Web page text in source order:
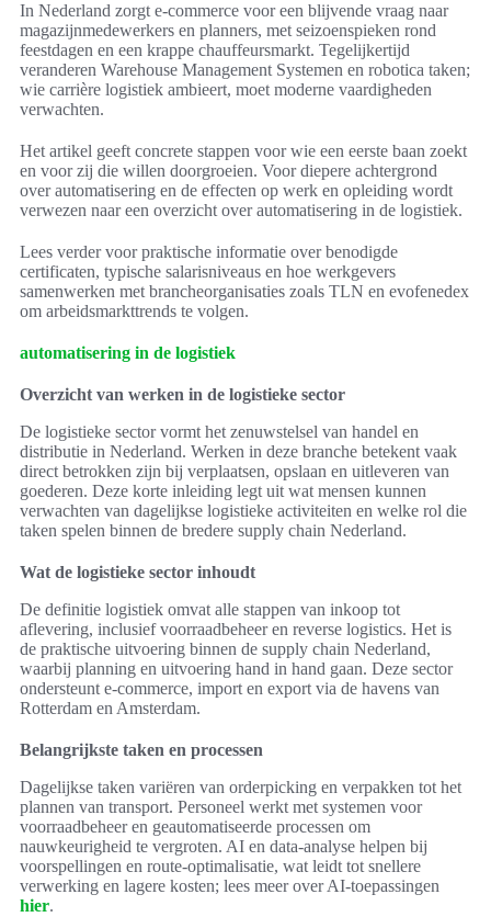
In Nederland zorgt e‑commerce voor een blijvende vraag naar
magazijnmedewerkers en planners, met seizoenspieken rond
feestdagen en een krappe chauffeursmarkt. Tegelijkertijd
veranderen Warehouse Management Systemen en robotica taken;
wie carrière logistiek ambieert, moet moderne vaardigheden
verwachten.
Het artikel geeft concrete stappen voor wie een eerste baan zoekt
en voor zij die willen doorgroeien. Voor diepere achtergrond
over automatisering en de effecten op werk en opleiding wordt
verwezen naar een overzicht over automatisering in de logistiek.
Lees verder voor praktische informatie over benodigde
certificaten, typische salarisniveaus en hoe werkgevers
samenwerken met brancheorganisaties zoals TLN en evofenedex
om arbeidsmarkttrends te volgen.
automatisering in de logistiek
Overzicht van werken in de logistieke sector
De logistieke sector vormt het zenuwstelsel van handel en
distributie in Nederland. Werken in deze branche betekent vaak
direct betrokken zijn bij verplaatsen, opslaan en uitleveren van
goederen. Deze korte inleiding legt uit wat mensen kunnen
verwachten van dagelijkse logistieke activiteiten en welke rol die
taken spelen binnen de bredere supply chain Nederland.
Wat de logistieke sector inhoudt
De definitie logistiek omvat alle stappen van inkoop tot
aflevering, inclusief voorraadbeheer en reverse logistics. Het is
de praktische uitvoering binnen de supply chain Nederland,
waarbij planning en uitvoering hand in hand gaan. Deze sector
ondersteunt e‑commerce, import en export via de havens van
Rotterdam en Amsterdam.
Belangrijkste taken en processen
Dagelijkse taken variëren van orderpicking en verpakken tot het
plannen van transport. Personeel werkt met systemen voor
voorraadbeheer en geautomatiseerde processen om
nauwkeurigheid te vergroten. AI en data-analyse helpen bij
voorspellingen en route-optimalisatie, wat leidt tot snellere
verwerking en lagere kosten; lees meer over AI-toepassingen
hier.